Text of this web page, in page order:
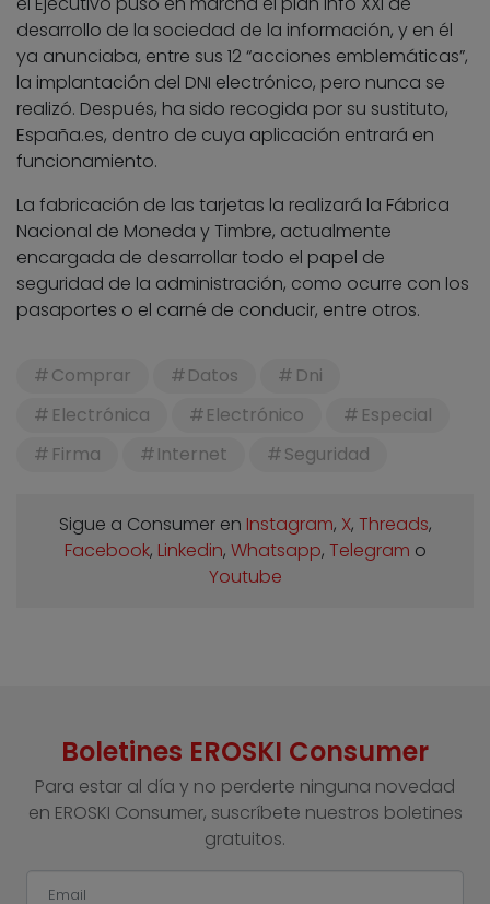
desarrollo de la sociedad de la información, y en él
ya anunciaba, entre sus 12 “acciones emblemáticas”,
la implantación del DNI electrónico, pero nunca se
realizó. Después, ha sido recogida por su sustituto,
España.es, dentro de cuya aplicación entrará en
funcionamiento.
La fabricación de las tarjetas la realizará la Fábrica
Nacional de Moneda y Timbre, actualmente
encargada de desarrollar todo el papel de
seguridad de la administración, como ocurre con los
pasaportes o el carné de conducir, entre otros.
Comprar Datos
Dni
Electrónica
Electrónico
Especial
Firma
Internet Seguridad
Sigue a Consumer en Instagram, X, Threads,
Facebook, Linkedin, Whatsapp, Telegram o
Youtube
Boletines EROSKI Consumer
Para estar al día y no perderte ninguna novedad
en EROSKI Consumer, suscríbete nuestros boletines
gratuitos.